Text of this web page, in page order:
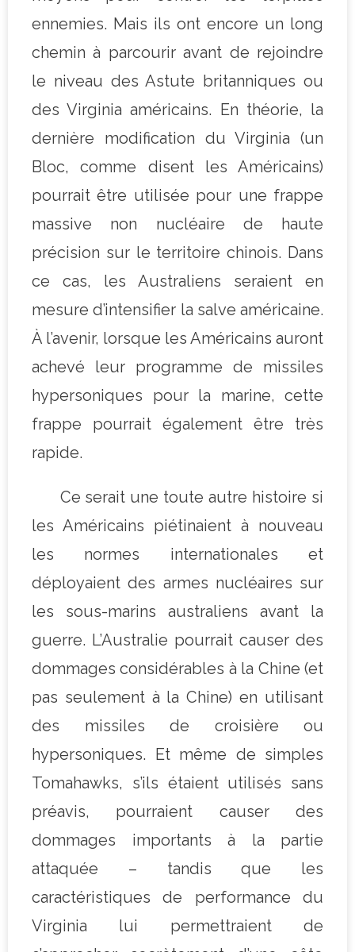
ennemies. Mais ils ont encore un long
chemin à parcourir avant de rejoindre
le niveau des Astute britanniques ou
des Virginia américains. En théorie, la
dernière modification du Virginia (un
Bloc, comme disent les Américains)
pourrait être utilisée pour une frappe
massive non nucléaire de haute
précision sur le territoire chinois. Dans
ce cas, les Australiens seraient en
mesure d’intensifier la salve américaine.
À l’avenir, lorsque les Américains auront
achevé leur programme de missiles
hypersoniques pour la marine, cette
frappe pourrait également être très
rapide.
Ce serait une toute autre histoire si
les Américains piétinaient à nouveau
les normes internationales et
déployaient des armes nucléaires sur
les sous-marins australiens avant la
guerre. L’Australie pourrait causer des
dommages considérables à la Chine (et
pas seulement à la Chine) en utilisant
des missiles de croisière ou
hypersoniques. Et même de simples
Tomahawks, s’ils étaient utilisés sans
préavis, pourraient causer des
dommages importants à la partie
attaquée – tandis que les
caractéristiques de performance du
Virginia lui permettraient de